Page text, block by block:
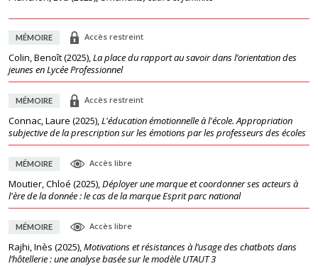
MÉMOIRE Accès restreint
Colin, Benoît(2025),La place du rapport au savoir dans l’orientation des
jeunes en Lycée Professionnel
MÉMOIRE Accès restreint
Connac, Laure (2025),L'éducation émotionnelle à l'école. Appropriation
subjective de la prescription sur les émotions par les professeurs des écoles
MÉMOIRE Accès libre
Moutier, Chloé (2025),Déployer une marque et coordonner ses acteurs à
l'ère de la donnée : le cas de la marque Esprit parc national
MÉMOIRE Accès libre
Rajhi, Inès (2025),Motivations et résistances à l’usage des chatbots dans
l’hôtellerie : une analyse basée sur le modèle UTAUT 3